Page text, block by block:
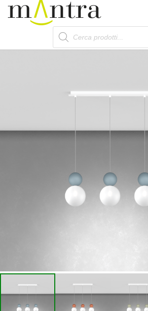
Products
search